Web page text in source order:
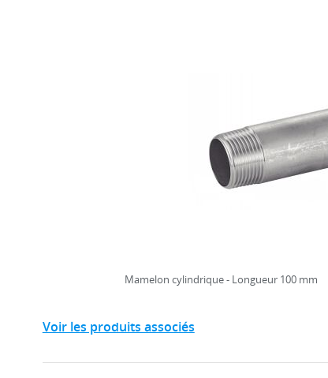
Mamelon cylindrique - Longueur 100 mm
Voir les produits associés